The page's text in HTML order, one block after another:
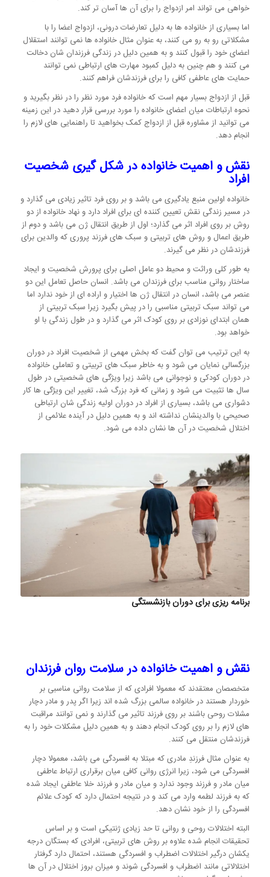
خواهی می تواند امر ازدواج را برای آن ها آسان تر کند.
اما بسیاری از خانواده ها به دلیل تعارضات درونی، ازدواج اعضا را با
مشکلاتی رو به رو می کنند، به عنوان مثال خانواده ها نمی توانند استقلال
اعضای خود را قبول کنند و به همین دلیل در زندگی فرزندان شان دخالت
می کنند و هم چنین به دلیل کمبود مهارت های ارتباطی نمی توانند
حمایت های عاطفی کافی را برای فرزندشان فراهم کنند.
قبل از ازدواج بسیار مهم است که خانواده فرد مورد نظر را در نظر بگیرید و
نحوه ارتباطات میان اعضای خانواده را مورد بررسی قرار دهید در این زمینه
می توانید از مشاوره قبل از ازدواج کمک بخواهید تا راهنمایی های لازم را
انجام دهد.
نقش و اهمیت خانواده در شکل گیری شخصیت
افراد
خانواده اولین منبع یادگیری می باشد و بر روی فرد تاثیر زیادی می گذارد و
در مسیر زندگی نقش تعیین کننده ای برای افراد دارد و نهاد خانواده از دو
روش بر روی افراد اثر می گذارد؛ اول از طریق انتقال ژن می باشد و دوم از
طریق اعمال و روش های تربیتی و سبک های فرزند پروری که والدین برای
فرزندشان در نظر می گیرند.
به طور کلی وراثت و محیط دو عامل اصلی برای پرورش شخصیت و ایجاد
ساختار روانی مناسب برای فرزندان می باشد. انسان حاصل تعامل این دو
عنصر می باشد، انسان در انتقال ژن ها اختیار و اراده ای از خود ندارد اما
می تواند سبک تربیتی مناسبی را در پیش بگیرد زیرا سبک تربیتی از
همان ابتدای نوزادی بر روی کودک اثر می گذارد و در طول زندگی با او
خواهد بود.
به این ترتیب می توان گفت که بخش مهمی از شخصیت افراد در دوران
بزرگسالی نمایان می شود و به خاطر سبک های تربیتی و تعاملی خانواده
در دوران کودکی و نوجوانی می باشد زیرا ویژگی های شخصیتی در طول
سال ها تثبیت می شود و زمانی که فرد بزرگ شد، تغییر این ویژگی ها کار
دشواری می باشد، بسیاری از افراد در دوران اولیه زندگی شان ارتباطی
صحیحی با والدینشان نداشته اند و به همین دلیل در آینده علائمی از
اختلال شخصیت در آن ها نشان داده می شود.
برنامه ریزی برای دوران بازنشستگی
نقش و اهمیت خانواده در سلامت روان فرزندان
متخصصان معتقدند که معمولا افرادی که از سلامت روانی مناسبی بر
خوردار هستند در خانواده سالمی بزرگ شده اند زیرا اگر پدر و مادر دچار
مشلات روحی باشند بر روی فرزند تاثیر می گذارند و نمی توانند مراقبت
های لازم را بر روی کودک انجام دهند و به همین دلیل مشکلات خود را به
فرزندشان منتقل می کنند.
به عنوان مثال فرزندِ مادری که مبتلا به افسردگی می باشد، معمولا دچار
افسردگی می شود، زیرا انرژی روانی کافی میان برقراری ارتباط عاطفی
میان مادر و فرزند وجود ندارد و میان مادر و فرزند خلا عاطفی ایجاد شده
که به فرزند لطمه وارد می کند و در نتیجه احتمال دارد که کودک علائم
افسردگی را از خود نشان دهد.
البته اختلالات روحی و روانی تا حد زیادی ژنتیکی است و بر اساس
تحقیقات انجام شده علاوه بر روش های تربیتی، افرادی که بستگان درجه
یکشان درگیر اختلالات اضطراب و افسردگی هستند، احتمال دارد گرفتار
اختلالاتی مانند اضطراب و افسردگی شوند و میزان بروز اختلال در آن ها